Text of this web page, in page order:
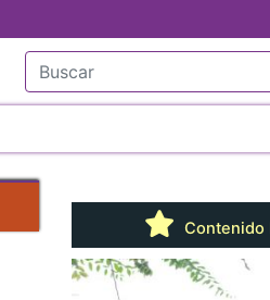
Contenido